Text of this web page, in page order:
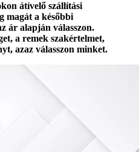
átívelő szállítási
magát a későbbi
ár alapján válasszon.
a remek szakértelmet,
azaz válasszon minket.